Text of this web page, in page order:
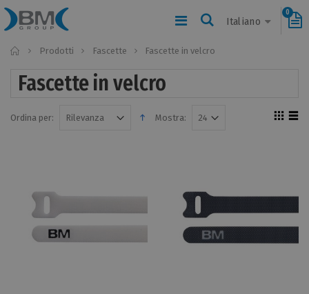
Italiano
0
Home
Prodotti Fascette Fascette in velcro
Fascette in velcro
Ordina per: Mostra: